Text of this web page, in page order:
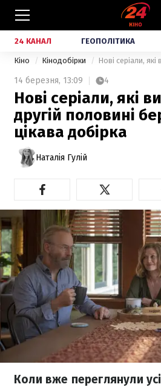
24 КАНАЛ ГЕОПОЛІТИКА
Кіно Кінодобірки
14 березня, 13:09 4
Нові серіали, які
другій половині
цікава добірка
Наталія Гулій
Коли вже переглянули